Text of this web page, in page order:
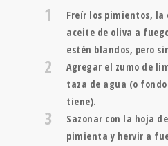
1
Freír los pimientos, la
aceite de oliva a
estén blandos, pero
2
Agregar el zumo de
taza de agua (o
tiene).
3
Sazonar con la hoja
pimienta y hervir a